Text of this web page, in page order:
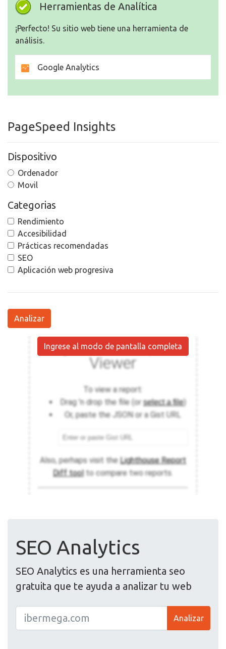
Herramientas de Analítica
¡Perfecto! Su sitio web tiene una herramienta de
análisis.
Google Analytics
PageSpeed Insights
Dispositivo
Ordenador
Movil
Categorias
Rendimiento
Accesibilidad
Prácticas recomendadas
SEO
Aplicación web progresiva
Analizar
Ingrese al modo de pantalla completa
SEO Analytics
SEO Analytics es una herramienta seo
gratuita que te ayuda a analizar tu web
Analizar